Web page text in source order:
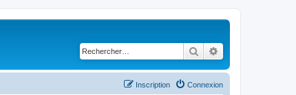
Rechercher
Connexion
Inscription